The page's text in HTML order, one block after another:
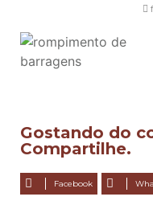
Gostando do
Compartilhe.
Facebook